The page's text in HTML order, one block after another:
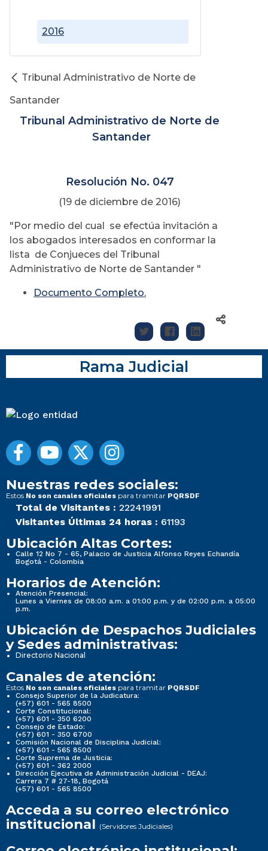
2016
Tribunal Administrativo de Norte de
Santander
Tribunal Administrativo de Norte de
Santander
Resolución No. 047
(19 de diciembre de 2016)
"Por medio del cual se efectúa invitación a
los abogados interesados en conformar la
lista de Conjueces del Tribunal
Administrativo de Norte de Santander "
Documento Completo.
Rama Judicial
Nuestras redes sociales:
Estos No son canales oficiales para tramitar PQRSDF
Total de Visitantes : 22241991
Visitantes Últimas 24 horas : 61193
Ubicación Altas Cortes:
Calle 12 No 7 - 65, Palacio de Justicia Alfonso Reyes Echandía
Bogotá - Colombia
Horarios de Atención:
Atención Presencial:
Lunes a Viernes de 08:00 a.m. a 01:00 p.m. y de 02:00 p.m. a 05:00
p.m.
Ubicación de Despachos Judiciales
y Sedes administrativas:
Directorio Nacional
Canales de atención:
Estos No son canales oficiales para tramitar PQRSDF
Consejo Superior de la Judicatura:
(+57) 601 - 565 8500
Corte Constitucional:
(+57) 601 - 350 6200
Consejo de Estado:
(+57) 601 - 350 6700
Comisión Nacional de Disciplina Judicial:
(+57) 601 - 565 8500
Corte Suprema de Justicia:
(+57) 601 - 362 2000
Dirección Ejecutiva de Administración Judicial - DEAJ:
Carrera 7 # 27-18, Bogotá
(+57) 601 - 565 8500
Acceda a su correo electrónico
institucional (Servidores Judiciales)